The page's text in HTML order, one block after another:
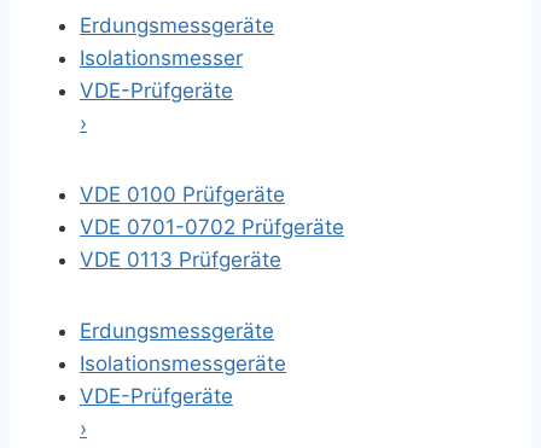
Erdungsmessgeräte
Isolationsmesser
VDE-Prüfgeräte
›
VDE 0100 Prüfgeräte
VDE 0701-0702 Prüfgeräte
VDE 0113 Prüfgeräte
Erdungsmessgeräte
Isolationsmessgeräte
VDE-Prüfgeräte
›